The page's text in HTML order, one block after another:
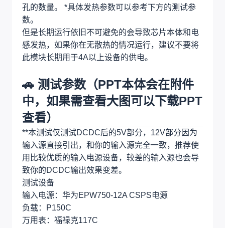
孔的数量。 *具体发热参数可以参考下方的测试参
数。
但是长期运行依旧不可避免的会导致芯片本体和电
感发热，如果你在无散热的情况运行，建议不要将
此模块长期用于4A以上设备的供电。
🚗 测试参数（PPT本体会在附件
中，如果需查看大图可以下载PPT
查看）
**本测试仅测试DCDC后的5V部分，12V部分因为
输入源直接引出，和你的输入源完全一致，推荐使
用比较优质的输入电源设备，较差的输入源也会导
致你的DCDC输出效果变差。
测试设备
输入电源：华为EPW750-12A CSPS电源
负载：P150C
万用表：福禄克117C